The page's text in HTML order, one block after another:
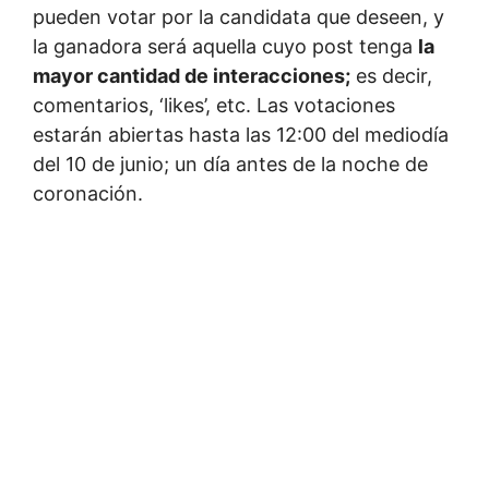
pueden votar por la candidata que deseen, y
la ganadora será aquella cuyo post tenga la
mayor cantidad de interacciones; es decir,
comentarios, ‘likes’, etc. Las votaciones
estarán abiertas hasta las 12:00 del mediodía
del 10 de junio; un día antes de la noche de
coronación.